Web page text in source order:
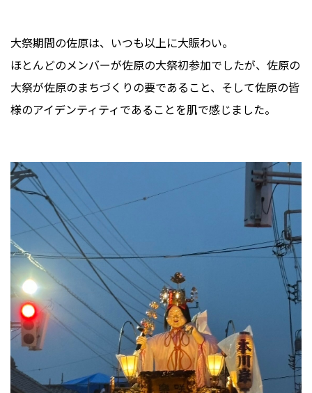
大祭期間の佐原は、いつも以上に大賑わい。
ほとんどのメンバーが佐原の大祭初参加でしたが、佐原の
大祭が佐原のまちづくりの要であること、そして佐原の皆
様のアイデンティティであることを肌で感じました。